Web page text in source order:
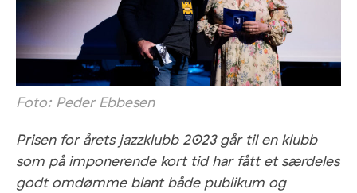
Foto: Peder Ebbesen
Prisen for årets jazzklubb 2023 går til en klubb
som på imponerende kort tid har fått et særdeles
godt omdømme blant både publikum og